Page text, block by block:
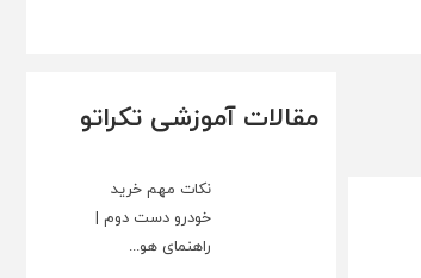
مقالات آموزشی تکراتو
نکات مهم خرید
خودرو دست دوم |
راهنمای هو...